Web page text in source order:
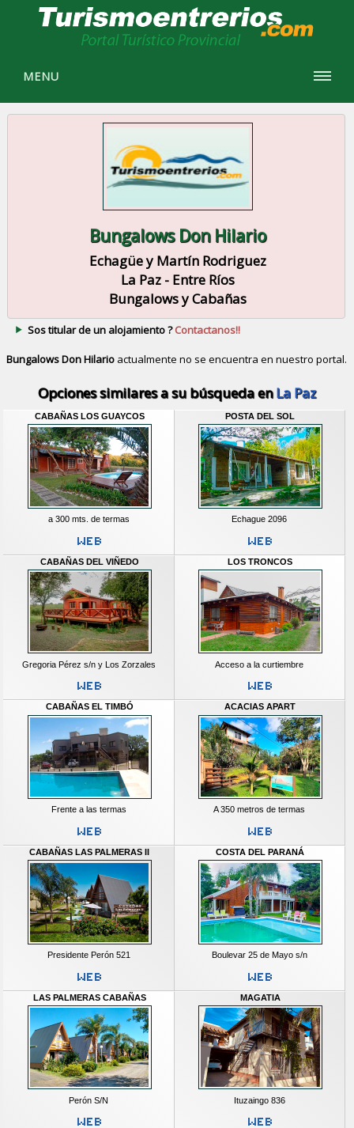
MENU
Bungalows Don Hilario
Echagüe y Martín Rodriguez
La Paz - Entre Ríos
Bungalows y Cabañas
Sos titular de un alojamiento ?Contactanos!!
Bungalows Don Hilario actualmente no se encuentra en nuestro portal.
Opciones similares a su búsqueda enLa Paz
CABAÑAS LOS GUAYCOS
a 300 mts. de termas
POSTA DEL SOL
Echague 2096
CABAÑAS DEL VIÑEDO
Gregoria Pérez s/n y Los Zorzales
LOS TRONCOS
Acceso a la curtiembre
CABAÑAS EL TIMBÓ
Frente a las termas
ACACIAS APART
A 350 metros de termas
CABAÑAS LAS PALMERAS II
Presidente Perón 521
COSTA DEL PARANÁ
Boulevar 25 de Mayo s/n
LAS PALMERAS CABAÑAS
Perón S/N
MAGATIA
Ituzaingo 836